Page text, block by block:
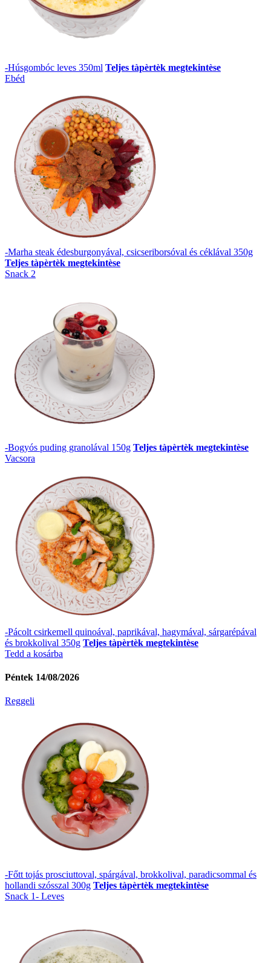
-Húsgombóc leves 350ml Teljes tàpèrtèk megtekintèse
Ebéd
-Marha steak édesburgonyával, csicseriborsóval és céklával 350g
Teljes tàpèrtèk megtekintèse
Snack 2
-Bogyós puding granolával 150g Teljes tàpèrtèk megtekintèse
Vacsora
-Pácolt csirkemell quinoával, paprikával, hagymával, sárgarépával
és brokkolival 350g Teljes tàpèrtèk megtekintèse
Tedd a kosárba
Péntek 14/08/2026
Reggeli
-Főtt tojás prosciuttoval, spárgával, brokkolival, paradicsommal és
hollandi szósszal 300g Teljes tàpèrtèk megtekintèse
Snack 1- Leves